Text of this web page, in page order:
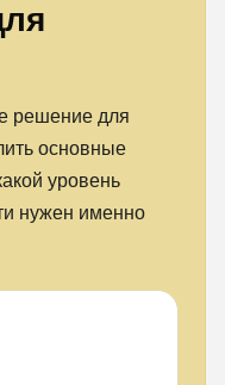
решение для
основные
уровень
нужен именно